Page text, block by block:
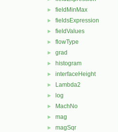
► fieldMinMax
► fieldsExpression
► fieldValues
► flowType
► grad
► histogram
► interfaceHeight
► Lambda2
► log
► MachNo
► mag
► magSqr